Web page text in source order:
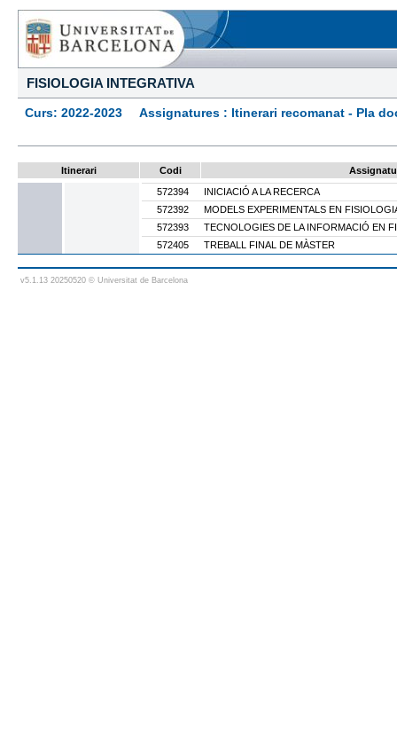
FISIOLOGIA INTEGRATIVA
Curs: 2022-2023 Assignatures : Itinerari recomanat - Pla
Itinerari Codi
572394
INICIACIÓ A LA RECERCA
572392
MODELS EXPERIMENTALS EN
572393
TECNOLOGIES DE LA INFORMACIÓ EN
572405
TREBALL FINAL DE MÀSTER
v5.1.13 20250520 © Universitat de Barcelona